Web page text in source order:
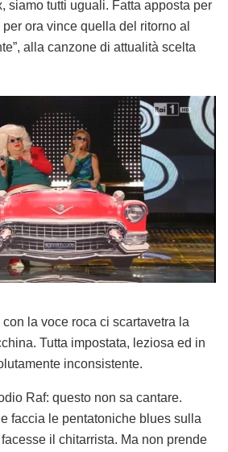
siamo tutti uguali. Fatta apposta per
ora vince quella del ritorno al
alla canzone di attualità scelta
con la voce roca ci scartavetra la
Tutta impostata, leziosa ed in
inconsistente.
Raf: questo non sa cantare.
faccia le pentatoniche blues sulla
il chitarrista. Ma non prende